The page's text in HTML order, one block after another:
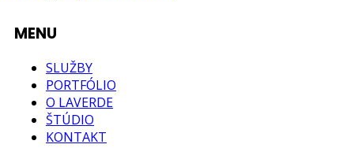
MENU
SLUŽBY
PORTFÓLIO
O LAVERDE
ŠTÚDIO
KONTAKT